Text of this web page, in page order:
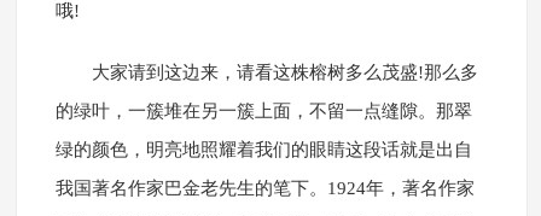
哦!
大家请到这边来，请看这株榕树多么茂盛!那么多
的绿叶，一簇堆在另一簇上面，不留一点缝隙。那翠
绿的颜色，明亮地照耀着我们的眼睛这段话就是出自
我国著名作家巴金老先生的笔下。1924年，著名作家